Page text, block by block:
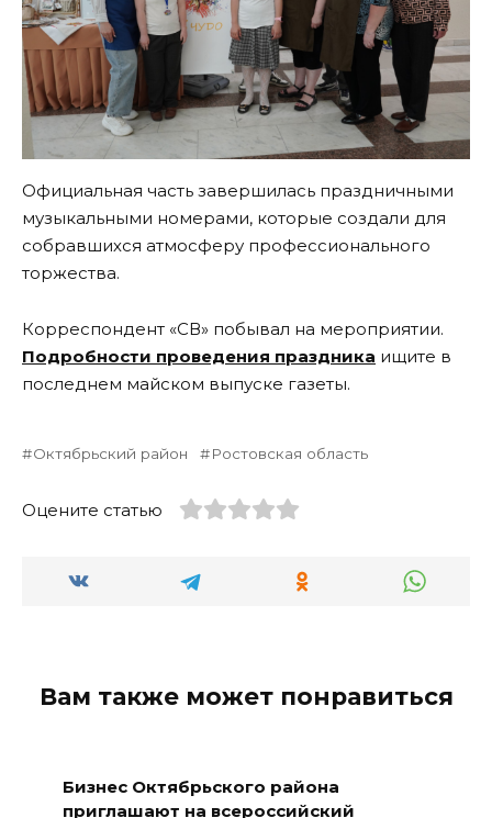
Официальная часть завершилась праздничными
музыкальными номерами, которые создали для
собравшихся атмосферу профессионального
торжества.
Корреспондент «СВ» побывал на мероприятии.
Подробности проведения праздника ищите в
последнем майском выпуске газеты.
Октябрьский район Ростовская область
Оцените статью
Вам также может понравиться
Бизнес Октябрьского района
приглашают на всероссийский